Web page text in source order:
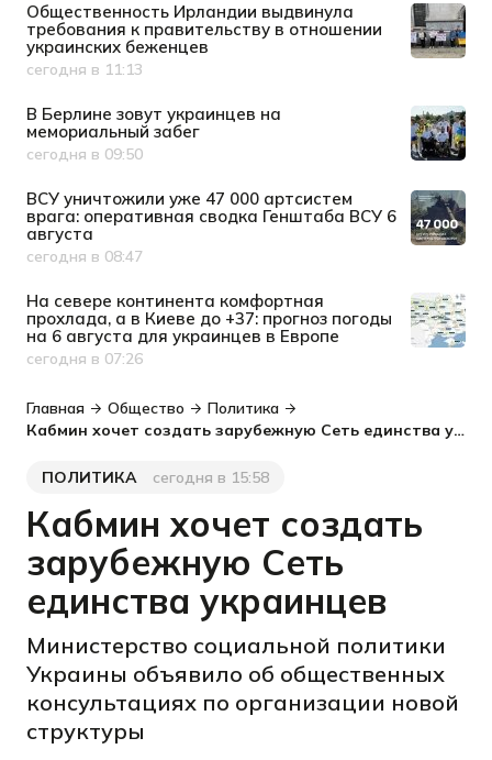
Общественность Ирландии выдвинула
требования к правительству в отношении
украинских беженцев
Дата публикации
сегодня в 11:13
В Берлине зовут украинцев на
мемориальный забег
Дата публикации
сегодня в 09:50
ВСУ уничтожили уже 47 000 артсистем
врага: оперативная сводка Генштаба ВСУ 6
августа
Дата публикации
сегодня в 08:47
На севере континента комфортная
прохлада, а в Киеве до +37: прогноз погоды
на 6 августа для украинцев в Европе
Дата публикации
сегодня в 07:26
Главная Общество
Политика
Кабмин хочет создать зарубежную Сеть единства украинцев
Категория
ПОЛИТИКА
Дата публикациисегодня в 15:58
Кабмин хочет создать
зарубежную Сеть
единства украинцев
Министерство социальной политики
Украины объявило об общественных
консультациях по организации новой
структуры